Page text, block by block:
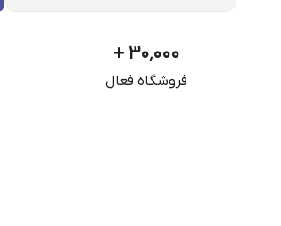
۳۰٬۰۰۰ +
فروشگاه فعال